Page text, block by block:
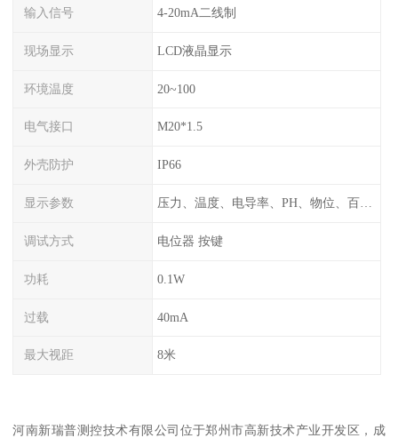
输入信号 4-20mA二线制
现场显示 LCD液晶显示
环境温度 20~100
电气接口 M20*1.5
外壳防护 IP66
显示参数 压力、温度、电导率、PH、物位、百分比率
调试方式 电位器 按键
功耗 0.1W
过载 40mA
最大视距 8米
河南新瑞普测控技术有限公司位于郑州市高新技术产业开发区，成